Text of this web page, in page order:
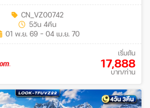
CN_VZ00742
5วัน 4คืน
01 พ.ย. 69 - 04 เม.ย. 70
เริ่มต้น
17,888
บาท/ท่าน